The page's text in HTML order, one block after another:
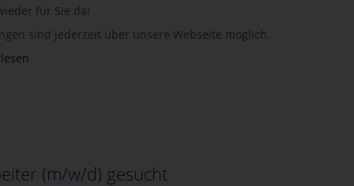
für Sie da!
sind jederzeit über unsere Webseite möglich.
(m/w/d) gesucht